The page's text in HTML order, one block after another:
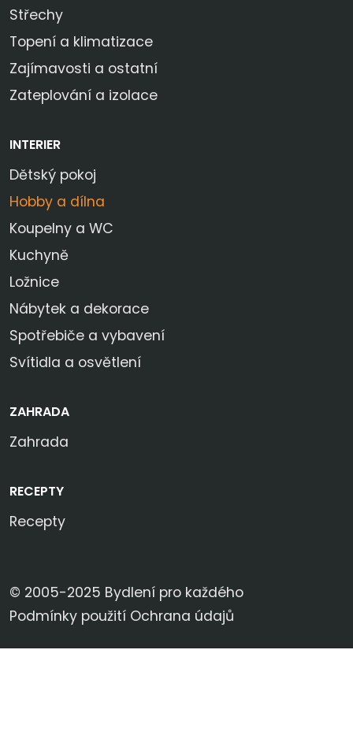
Střechy
Topení a klimatizace
Zajímavosti a ostatní
Zateplování a izolace
INTERIER
Dětský pokoj
Hobby a dílna
Koupelny a WC
Kuchyně
Ložnice
Nábytek a dekorace
Spotřebiče a vybavení
Svítidla a osvětlení
ZAHRADA
Zahrada
RECEPTY
Recepty
© 2005-2025 Bydlení pro každého
Podmínky použití Ochrana údajů